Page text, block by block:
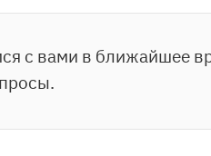
с вами в ближайшее